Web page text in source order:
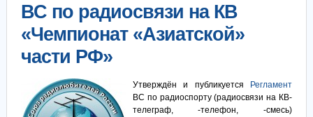
ВС по радиосвязи на КВ
«Чемпионат «Азиатской»
части РФ»
Утверждён и публикуется
Регламент
ВС по радиоспорту (радиосвязи на КВ-
телеграф, -телефон, -смесь)